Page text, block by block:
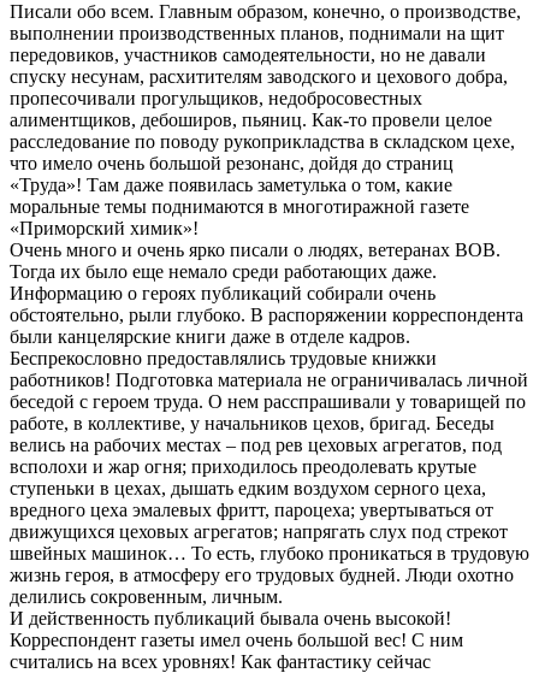
Писали обо всем. Главным образом, конечно, о производстве,
выполнении производственных планов, поднимали на щит
передовиков, участников самодеятельности, но не давали
спуску несунам, расхитителям заводского и цехового добра,
пропесочивали прогульщиков, недобросовестных
алиментщиков, дебоширов, пьяниц. Как-то провели целое
расследование по поводу рукоприкладства в складском цехе,
что имело очень большой резонанс, дойдя до страниц
«Труда»! Там даже появилась заметулька о том, какие
моральные темы поднимаются в многотиражной газете
«Приморский химик»!
Очень много и очень ярко писали о людях, ветеранах ВОВ.
Тогда их было еще немало среди работающих даже.
Информацию о героях публикаций собирали очень
обстоятельно, рыли глубоко. В распоряжении корреспондента
были канцелярские книги даже в отделе кадров.
Беспрекословно предоставлялись трудовые книжки
работников! Подготовка материала не ограничивалась личной
беседой с героем труда. О нем расспрашивали у товарищей по
работе, в коллективе, у начальников цехов, бригад. Беседы
велись на рабочих местах – под рев цеховых агрегатов, под
всполохи и жар огня; приходилось преодолевать крутые
ступеньки в цехах, дышать едким воздухом серного цеха,
вредного цеха эмалевых фритт, пароцеха; увертываться от
движущихся цеховых агрегатов; напрягать слух под стрекот
швейных машинок… То есть, глубоко проникаться в трудовую
жизнь героя, в атмосферу его трудовых будней. Люди охотно
делились сокровенным, личным.
И действенность публикаций бывала очень высокой!
Корреспондент газеты имел очень большой вес! С ним
считались на всех уровнях! Как фантастику сейчас